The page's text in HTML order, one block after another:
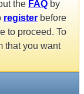
the FAQ by
register before
to proceed. To
that you want